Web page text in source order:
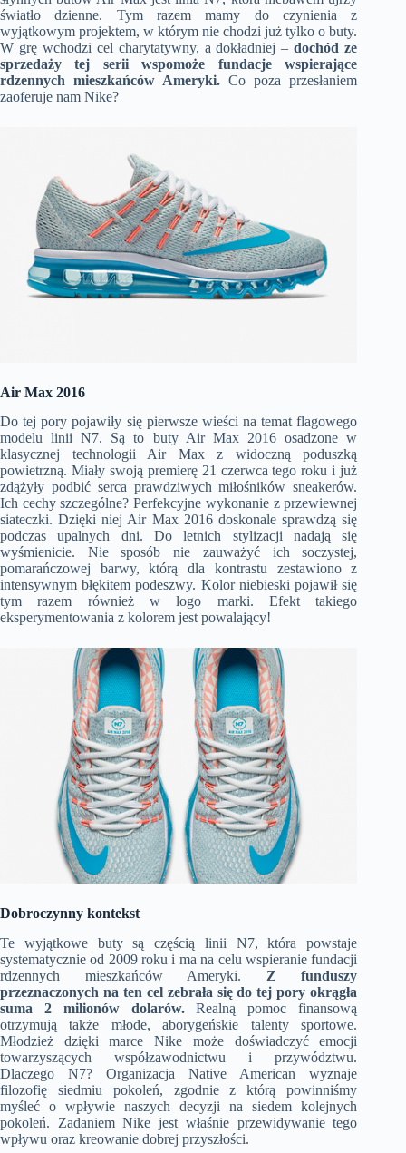
światło dzienne. Tym razem mamy do czynienia z
wyjątkowym projektem, w którym nie chodzi już tylko o buty.
W grę wchodzi cel charytatywny, a dokładniej –dochód ze
sprzedaży tej serii wspomoże fundacje wspierające
rdzennych mieszkańców Ameryki. Co poza przesłaniem
zaoferuje nam Nike?
Air Max 2016
Do tej pory pojawiły się pierwsze wieści na temat flagowego
modelu linii N7. Są to buty Air Max 2016 osadzone w
klasycznej technologii Air Max z widoczną poduszką
powietrzną. Miały swoją premierę 21 czerwca tego roku i już
zdążyły podbić serca prawdziwych miłośników sneakerów.
Ich cechy szczególne? Perfekcyjne wykonanie z przewiewnej
siateczki. Dzięki niej Air Max 2016 doskonale sprawdzą się
podczas upalnych dni. Do letnich stylizacji nadają się
wyśmienicie. Nie sposób nie zauważyć ich soczystej,
pomarańczowej barwy, którą dla kontrastu zestawiono z
intensywnym błękitem podeszwy. Kolor niebieski pojawił się
tym razem również w logo marki. Efekt takiego
eksperymentowania z kolorem jest powalający!
Dobroczynny kontekst
Te wyjątkowe buty są częścią linii N7, która powstaje
systematycznie od 2009 roku i ma na celu wspieranie fundacji
rdzennych mieszkańców Ameryki. Z funduszy
przeznaczonych na ten cel zebrała się do tej pory okrągła
suma 2 milionów dolarów.Realną pomoc finansową
otrzymują także młode, aborygeńskie talenty sportowe.
Młodzież dzięki marce Nike może doświadczyć emocji
towarzyszących współzawodnictwu i przywództwu.
Dlaczego N7? Organizacja Native American wyznaje
filozofię siedmiu pokoleń, zgodnie z którą powinniśmy
myśleć o wpływie naszych decyzji na siedem kolejnych
pokoleń. Zadaniem Nike jest właśnie przewidywanie tego
wpływu oraz kreowanie dobrej przyszłości.